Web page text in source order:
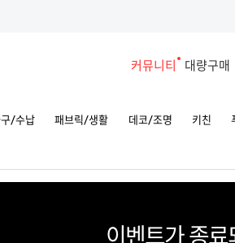
커뮤니티 대량구매
구/수납 패브릭/생활 데코/조명 키친